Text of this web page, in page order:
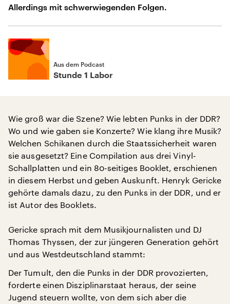
Allerdings mit schwerwiegenden Folgen.
Aus dem Podcast
Stunde 1 Labor
Wie groß war die Szene? Wie lebten Punks in der DDR?
Wo und wie gaben sie Konzerte? Wie klang ihre Musik?
Welchen Schikanen durch die Staatssicherheit waren
sie ausgesetzt? Eine Compilation aus drei Vinyl-
Schallplatten und ein 80-seitiges Booklet, erschienen
in diesem Herbst und geben Auskunft. Henryk Gericke
gehörte damals dazu, zu den Punks in der DDR, und er
ist Autor des Booklets.
Gericke sprach mit dem Musikjournalisten und DJ
Thomas Thyssen, der zur jüngeren Generation gehört
und aus Westdeutschland stammt:
Der Tumult, den die Punks in der DDR provozierten,
forderte einen Disziplinarstaat heraus, der seine
Jugend steuern wollte, von dem sich aber die